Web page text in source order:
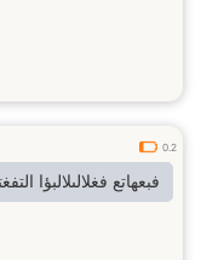
0.2
فبعهاتع فغلالىلالبؤا